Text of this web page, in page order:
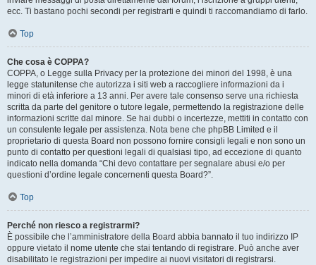
ecc. Ti bastano pochi secondi per registrarti e quindi ti raccomandiamo di farlo.
Top
Che cosa è COPPA?
COPPA, o Legge sulla Privacy per la protezione dei minori del 1998, è una
legge statunitense che autorizza i siti web a raccogliere informazioni da i
minori di età inferiore a 13 anni. Per avere tale consenso serve una richiesta
scritta da parte del genitore o tutore legale, permettendo la registrazione delle
informazioni scritte dal minore. Se hai dubbi o incertezze, mettiti in contatto con
un consulente legale per assistenza. Nota bene che phpBB Limited e il
proprietario di questa Board non possono fornire consigli legali e non sono un
punto di contatto per questioni legali di qualsiasi tipo, ad eccezione di quanto
indicato nella domanda “Chi devo contattare per segnalare abusi e/o per
questioni d’ordine legale concernenti questa Board?”.
Top
Perché non riesco a registrarmi?
È possibile che l’amministratore della Board abbia bannato il tuo indirizzo IP
oppure vietato il nome utente che stai tentando di registrare. Può anche aver
disabilitato le registrazioni per impedire ai nuovi visitatori di registrarsi.